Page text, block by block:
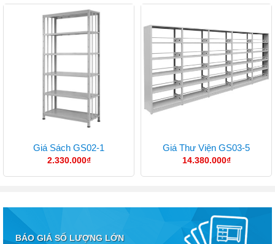
Giá Sách GS02-1
2.330.000₫
Giá Thư Viện GS03-5
14.380.000₫
BÁO GIÁ SỐ LƯỢNG LỚN